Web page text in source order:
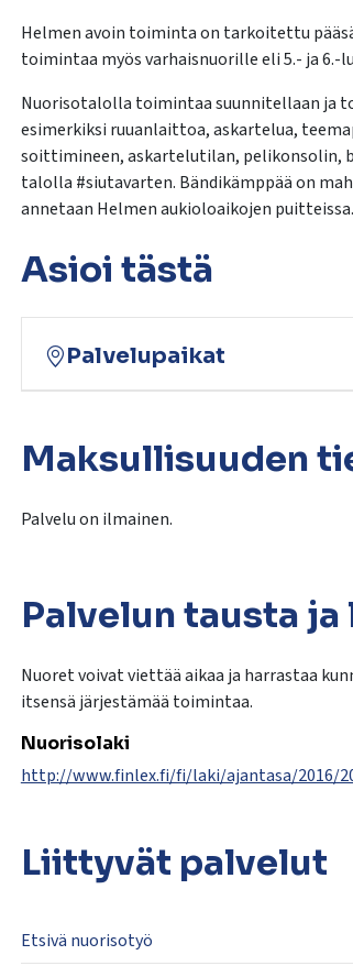
Helmen avoin toiminta on tarkoitettu
toimintaa myös varhaisnuorille eli 5.- ja 6.-
Nuorisotalolla toimintaa suunnitellaan ja
esimerkiksi ruuanlaittoa, askartelua,
soittimineen, askartelutilan, pelikonsolin,
talolla #siutavarten. Bändikämppää on
annetaan Helmen aukioloaikojen
Asioi tästä
Palvelupaikat
Maksullisuuden
Palvelu on ilmainen.
Palvelun tausta
Nuoret voivat viettää aikaa ja harrastaa
itsensä järjestämää toimintaa.
Nuorisolaki
http://www.finlex.fi/fi/laki/ajantasa/2016/
Liittyvät palvelut
Etsivä nuorisotyö